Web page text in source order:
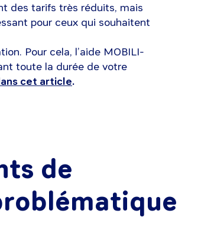
des tarifs très réduits, mais
pour ceux qui souhaitent
Pour cela, l’aide MOBILI-
toute la durée de votre
cet article.
de